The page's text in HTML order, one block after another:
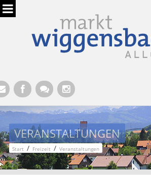
VERANSTALTUNGEN
Start / Freizeit / Veranstaltungen